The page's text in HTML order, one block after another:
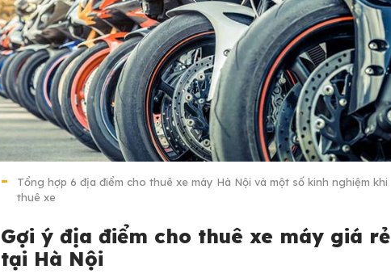
Tổng hợp 6 địa điểm cho thuê xe máy Hà Nội và một số kinh nghiệm khi
thuê xe
Gợi ý địa điểm cho thuê xe máy giá rẻ
tại Hà Nội